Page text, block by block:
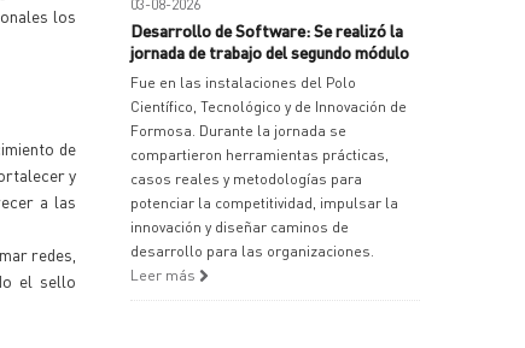
los
de
y
a las
redes,
el sello
03-08-2026
Desarrollo de Software: Se realizó la
jornada de trabajo del segundo módulo
Fue en las instalaciones del Polo
Científico, Tecnológico y de Innovación de
Formosa. Durante la jornada se
compartieron herramientas prácticas,
casos reales y metodologías para
potenciar la competitividad, impulsar la
innovación y diseñar caminos de
desarrollo para las organizaciones.
Leer más